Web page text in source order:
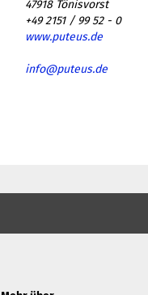
47918 Tönisvorst
+49 2151 / 99 52 - 0
www.puteus.de
info@puteus.de